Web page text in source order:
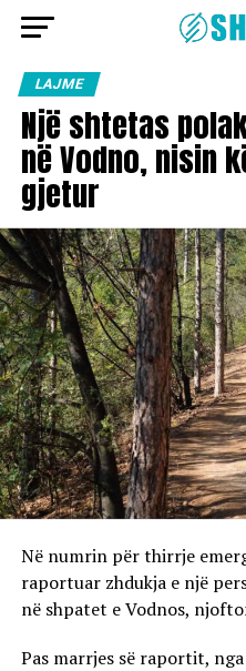
LAJME
Një shtetas
në Vodno, nisin
gjetur
Në numrin për thirrje
raportuar zhdukja e një
në shpatet e Vodnos,
Pas marrjes së raportit,